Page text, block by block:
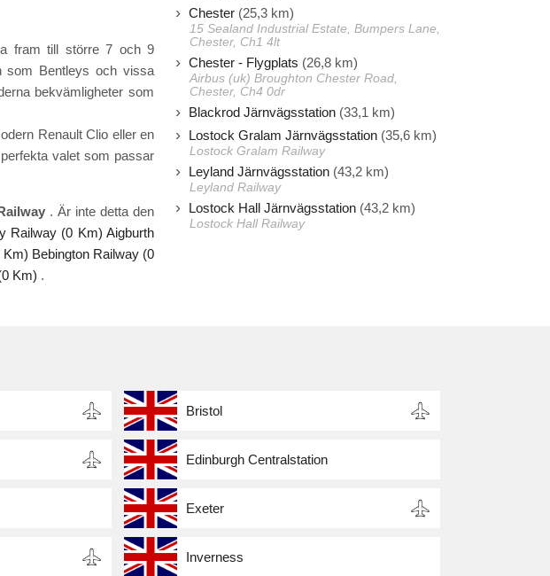
fram till större 7 och 9
som Bentleys och vissa
bekvämligheter som
Renault Clio eller en
valet som passar
. Är inte detta den
Railway (0 Km) Aigburth
Km) Bebington Railway (0
Km) .
Chester (25,3 km)
15 Sealand Industrial Estate, Bumpers Lane,
Chester, Ch1 4lt
Chester - Flygplats (26,8 km)
Airbus (uk) Broughton Chester Road,
Chester, Ch4 0dr
Blackrod Järnvägsstation (33,1 km)
Lostock Gralam Järnvägsstation (35,6 km)
Lostock Gralam Railway
Leyland Järnvägsstation (43,2 km)
Leyland Railway
Lostock Hall Järnvägsstation (43,2 km)
Lostock Hall Railway
Bristol
Edinburgh Centralstation
Exeter
Inverness